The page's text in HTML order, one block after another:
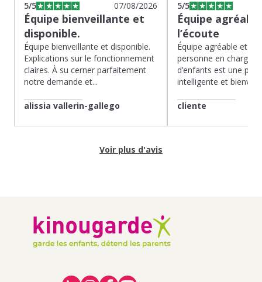
5/5 07/08/2026
Équipe bienveillante et
disponible.
Équipe bienveillante et disponible.
Explications sur le fonctionnement
claires. À su cerner parfaitement
notre demande et...
alissia vallerin-gallego
5/5
Équipe
l’écoute
Équipe agréable et à
personne en charge
d’enfants est une
intelligente et
cliente
Voir plus d'avis